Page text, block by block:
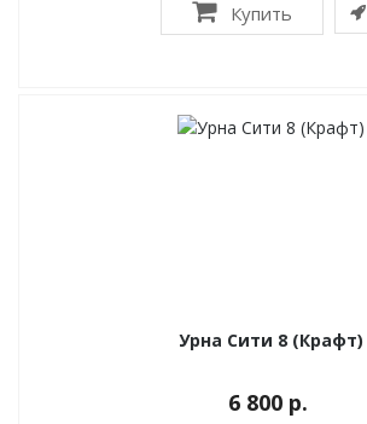
Купить
Урна Сити 8 (Крафт)
6 800 р.